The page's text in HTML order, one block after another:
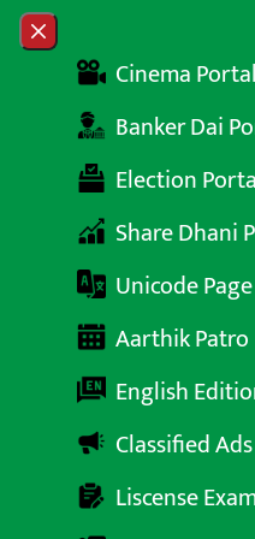
Skip to content
Close menu
Cinema Portal
Banker Dai
Election
Share Dhani
Unicode Page
Aarthik Patro
English
Classified Ads
Liscense
सबै समाचारबेथिति मुर्दाबादबैंकिङ
नेपाल
४ अर्ब
इकाई